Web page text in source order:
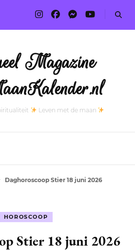
Magazine
Leven met de maan
Daghoroscoop Stier 18 juni 2026
HOROSCOOP
Stier 18 juni 2026